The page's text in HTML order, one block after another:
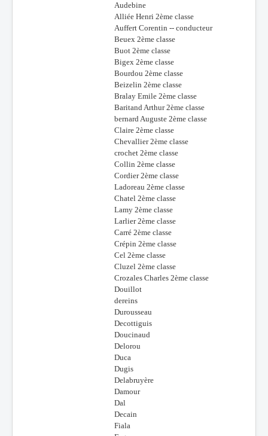
Audebine
Alliée Henri 2ème classe
Auffert Corentin -- conducteur
Beuex 2ème classe
Buot 2ème classe
Bigex 2ème classe
Bourdou 2ème classe
Beizelin 2ème classe
Bralay Emile 2ème classe
Baritand Arthur 2ème classe
bernard Auguste 2ème classe
Claire 2ème classe
Chevallier 2ème classe
crochet 2ème classe
Collin 2ème classe
Cordier 2ème classe
Ladoreau 2ème classe
Chatel 2ème classe
Lamy 2ème classe
Larlier 2ème classe
Carré 2ème classe
Crépin 2ème classe
Cel 2ème classe
Cluzel 2ème classe
Crozales Charles 2ème classe
Douillot
dereins
Durousseau
Decottiguis
Doucinaud
Delorou
Duca
Dugis
Delabruyère
Damour
Dal
Decain
Fiala